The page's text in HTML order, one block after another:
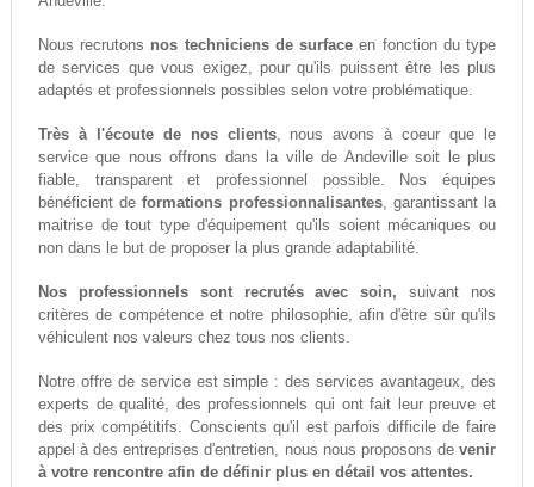
Nous recrutons nos techniciens de surface en fonction du type
de services que vous exigez, pour qu'ils puissent être les plus
adaptés et professionnels possibles selon votre problématique.
Très à l'écoute de nos clients, nous avons à coeur que le
service que nous offrons dans la ville de Andeville soit le plus
fiable, transparent et professionnel possible. Nos équipes
bénéficient deformations professionnalisantes, garantissant la
maitrise de tout type d'équipement qu'ils soient mécaniques ou
non dans le but de proposer la plus grande adaptabilité.
Nos professionnels sont recrutés avec soin, suivant nos
critères de compétence et notre philosophie, afin d'être sûr qu'ils
véhiculent nos valeurs chez tous nos clients.
Notre offre de service est simple : des services avantageux, des
experts de qualité, des professionnels qui ont fait leur preuve et
des prix compétitifs. Conscients qu'il est parfois difficile de faire
appel à des entreprises d'entretien, nous nous proposons devenir
à votre rencontre afin de définir plus en détail vos attentes.